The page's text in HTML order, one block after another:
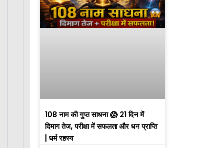
108 नाम की गुप्त साधना 😱 21 दिन में
दिमाग तेज, परीक्षा में सफलता और धन प्राप्ति
| धर्म रहस्य